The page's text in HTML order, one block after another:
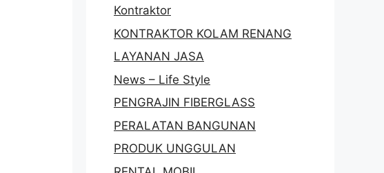
Kontraktor
KONTRAKTOR KOLAM RENANG
LAYANAN JASA
News – Life Style
PENGRAJIN FIBERGLASS
PERALATAN BANGUNAN
PRODUK UNGGULAN